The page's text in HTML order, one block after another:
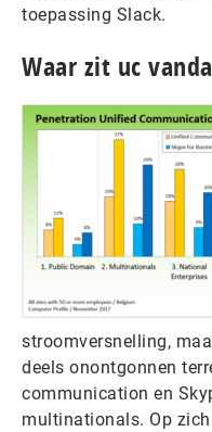
toepassing Slack.
Waar zit uc
stroomversnelling,
deels onontgonnen
communication en
multinationals. Op